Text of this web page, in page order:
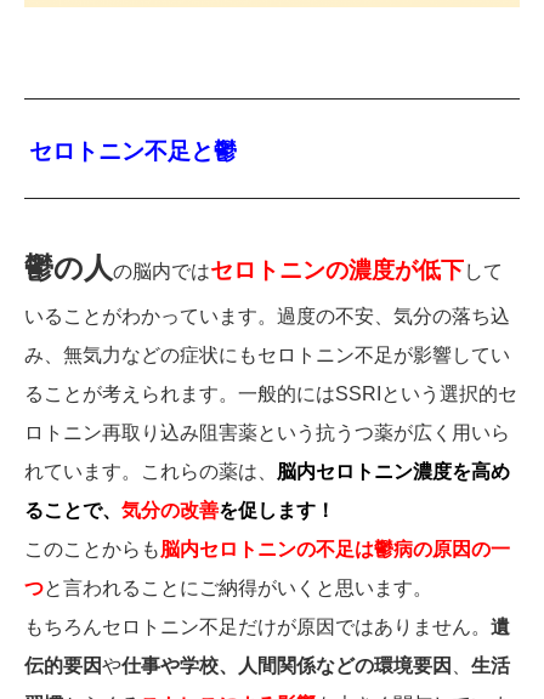
セロトニン不足と鬱
鬱の人の脳内ではセロトニンの濃度が低下して
いることがわかっています。過度の不安、気分の落ち込
み、無気力などの症状にもセロトニン不足が影響してい
ることが考えられます。一般的にはSSRIという選択的セ
ロトニン再取り込み阻害薬という抗うつ薬が広く用いら
れています。これらの薬は、 脳内セロトニン濃度を高め
ることで、 気分の改善を促します！
このことからも脳内セロトニンの不足は鬱病の原因の一
つと言われることにご納得がいくと思います。
もちろんセロトニン不足だけが原因ではありません。 遺
伝的要因や仕事や学校、人間関係などの環境要因
生活